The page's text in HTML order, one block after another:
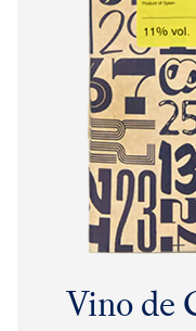
Vino de